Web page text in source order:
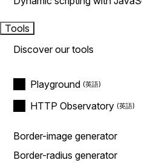
Tools
Discover our tools
Playground
HTTP Observatory
Border-image generator
Border-radius generator